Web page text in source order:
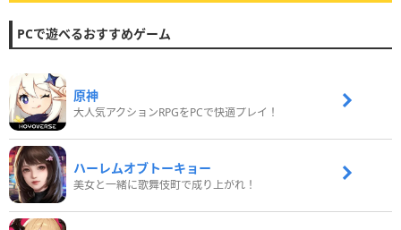
PCで遊べるおすすめゲーム
原神
大人気アクションRPGをPCで快適プレイ！
ハーレムオブトーキョー
美女と一緒に歌舞伎町で成り上がれ！